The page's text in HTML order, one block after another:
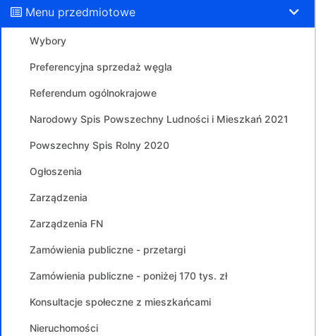
Menu przedmiotowe
Wybory
Preferencyjna sprzedaż węgla
Referendum ogólnokrajowe
Narodowy Spis Powszechny Ludności i Mieszkań 2021
Powszechny Spis Rolny 2020
Ogłoszenia
Zarządzenia
Zarządzenia FN
Zamówienia publiczne - przetargi
Zamówienia publiczne - poniżej 170 tys. zł
Konsultacje społeczne z mieszkańcami
Nieruchomości